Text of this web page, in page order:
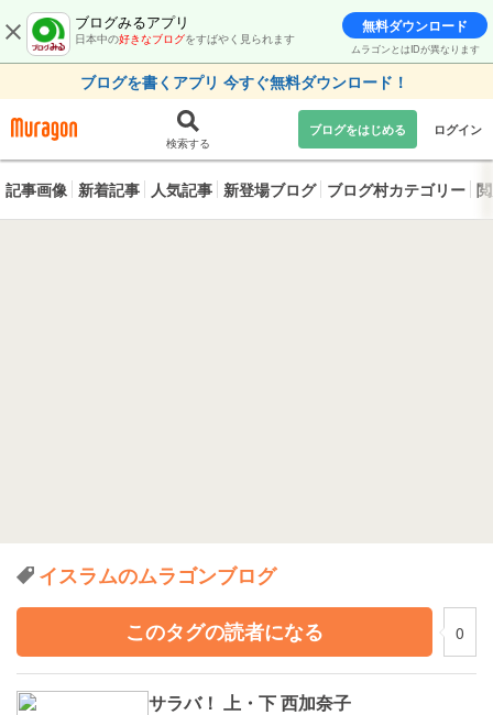
ブログみるアプリ
日本中の好きなブログをすばやく見られます
無料ダウンロード
ムラゴンとはIDが異なります
ブログを書くアプリ 今すぐ無料ダウンロード！
検索する
ブログをはじめる ログイン
記事画像 新着記事 人気記事 新登場ブログ ブログ村カテゴリー
イスラムのムラゴンブログ
このタグの読者になる
0
サラバ！ 上・下 西加奈子